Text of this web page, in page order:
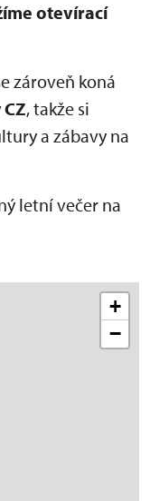
otevírací
zároveň koná
, takže si
a zábavy na
letní večer na
+
−